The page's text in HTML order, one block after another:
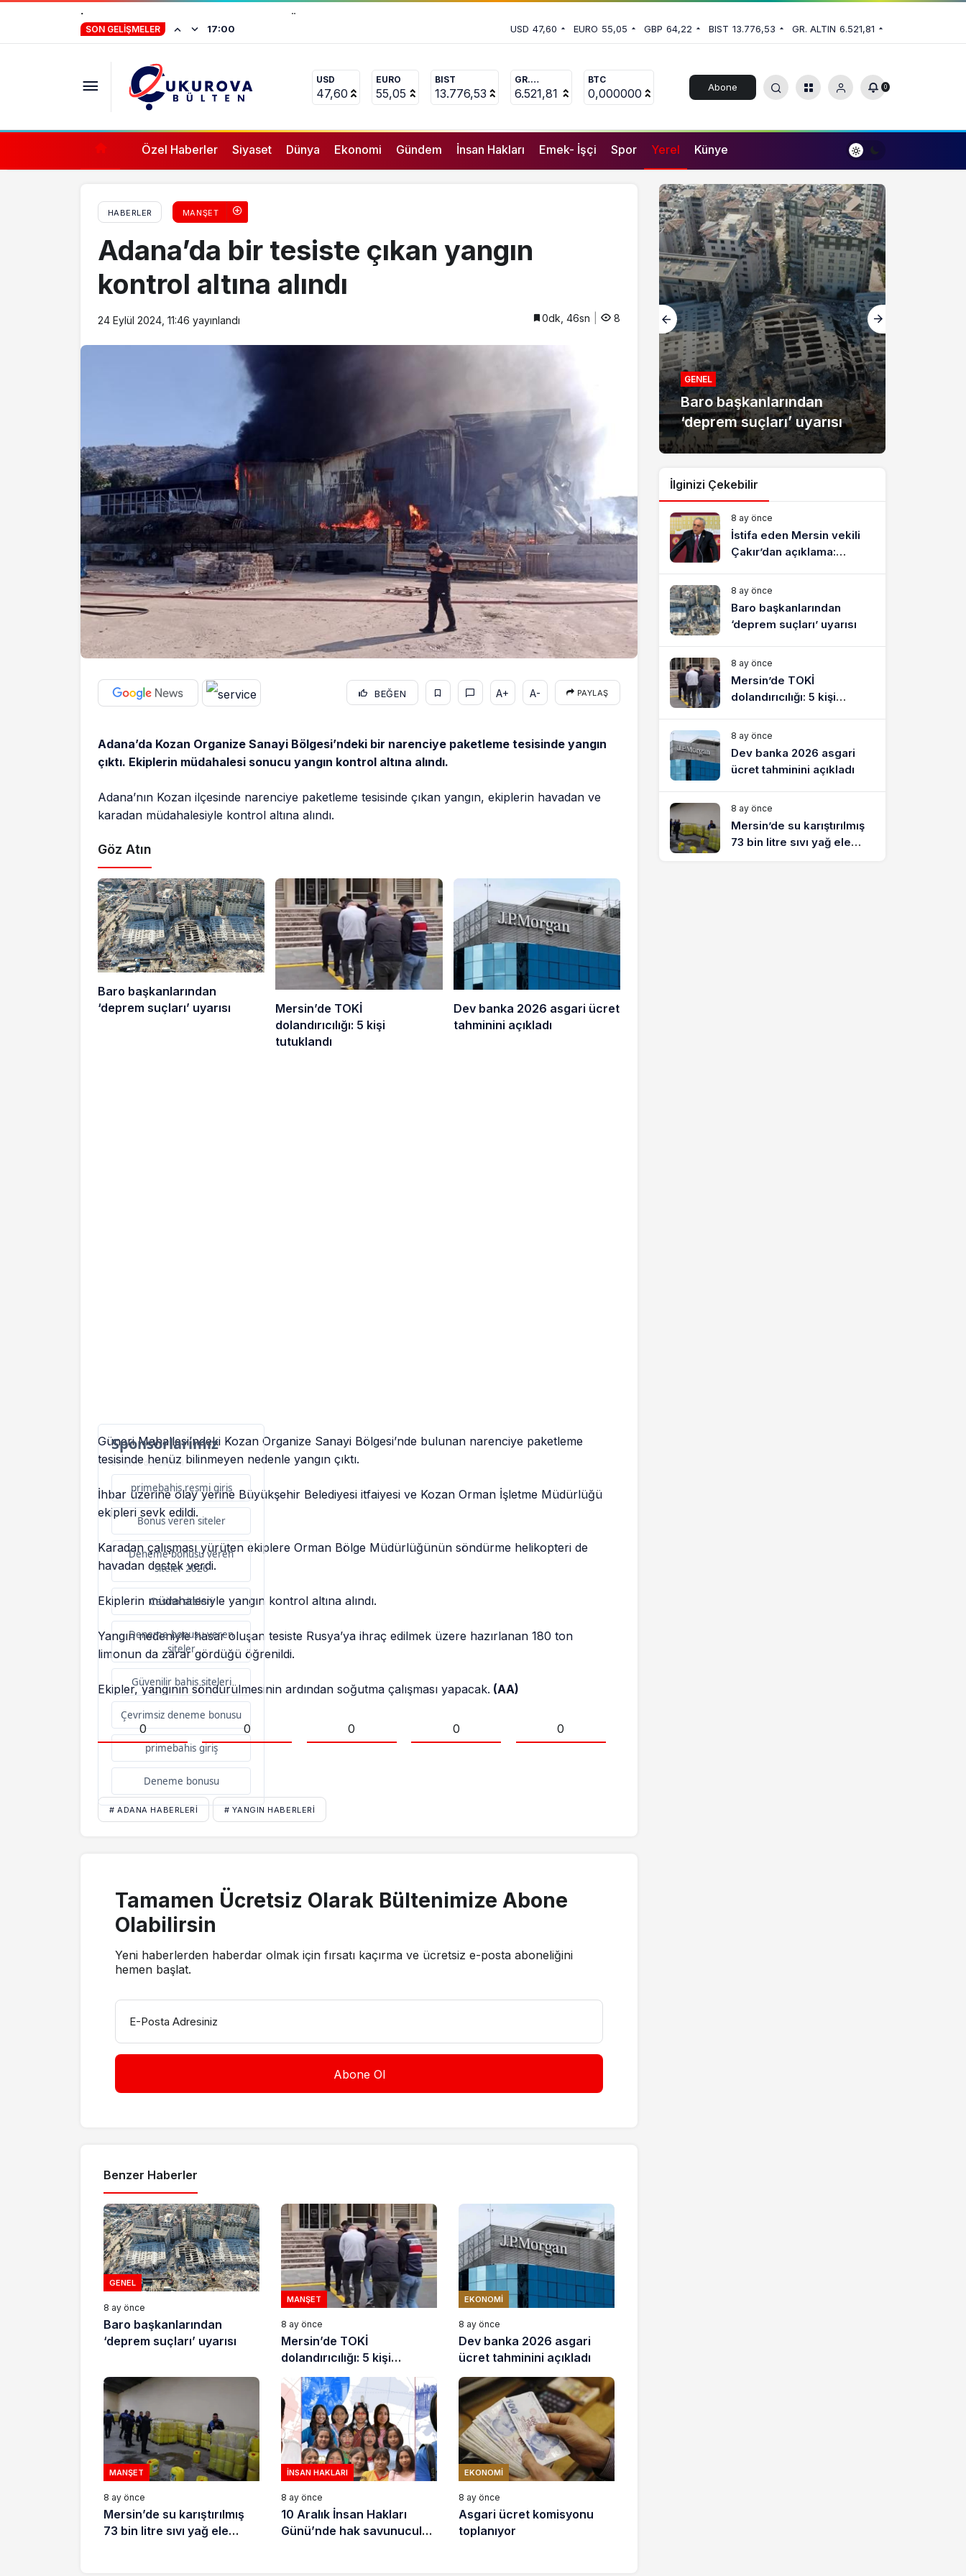
SON GELIŞMELER 17:00
ifade vermez”
USD 47,60 EURO 55,05 GBP 64,22 BIST 13.776,53 GR. ALTIN 6.521,81
USD
47,60
EURO
55,05
BIST
13.776,53
GR.
ALTIN
6.521,81
BTC
0,000000 Abone 0
Özel Haberler Siyaset Dünya Ekonomi Gündem İnsan Hakları Emek- İşçi Spor Yerel Künye
HABERLER MANŞET
Adana’da bir tesiste çıkan yangın
kontrol altına alındı
24 Eylül 2024, 11:46 yayınlandı 0dk, 46sn 8
BEĞEN A+ A- PAYLAŞ
Adana’da Kozan Organize Sanayi Bölgesi’ndeki bir narenciye paketleme tesisinde yangın
çıktı. Ekiplerin müdahalesi sonucu yangın kontrol altına alındı.
Adana’nın Kozan ilçesinde narenciye paketleme tesisinde çıkan yangın, ekiplerin havadan ve
karadan müdahalesiyle kontrol altına alındı.
Göz Atın
Baro başkanlarından
‘deprem suçları’ uyarısı
Sponsorlarımız
Bu içerik destekçileri
primebahis resmi giris
Bonus veren siteler
Deneme bonusu veren
siteler 2026
Casino siteleri
Deneme bonusu veren
siteler
Güvenilir bahis siteleri
Çevrimsiz deneme bonusu
primebahis giriş
Deneme bonusu
Mersin’de TOKİ
dolandırıcılığı: 5 kişi
tutuklandı
Dev banka 2026 asgari ücret
tahminini açıkladı
Güneri Mahallesi’ndeki Kozan Organize Sanayi Bölgesi’nde bulunan narenciye paketleme
tesisinde henüz bilinmeyen nedenle yangın çıktı.
İhbar üzerine olay yerine Büyükşehir Belediyesi itfaiyesi ve Kozan Orman İşletme Müdürlüğü
ekipleri sevk edildi.
Karadan çalışması yürüten ekiplere Orman Bölge Müdürlüğünün söndürme helikopteri de
havadan destek verdi.
Ekiplerin müdahalesiyle yangın kontrol altına alındı.
Yangın nedeniyle hasar oluşan tesiste Rusya’ya ihraç edilmek üzere hazırlanan 180 ton
limonun da zarar gördüğü öğrenildi.
Ekipler, yangının söndürülmesinin ardından soğutma çalışması yapacak. (AA)
0 0 0 0 0
# ADANA HABERLERI # YANGIN HABERLERI
Tamamen Ücretsiz Olarak Bültenimize Abone
Olabilirsin
Yeni haberlerden haberdar olmak için fırsatı kaçırma ve ücretsiz e-posta aboneliğini
hemen başlat.
E-Posta Adresiniz
Benzer Haberler
GENEL
8 ay önce
Baro başkanlarından
‘deprem suçları’ uyarısı
MANŞET
8 ay önce
Mersin’de TOKİ
dolandırıcılığı: 5 kişi
tutuklandı
EKONOMI
8 ay önce
Dev banka 2026 asgari
ücret tahminini açıkladı
MANŞET
8 ay önce
Mersin’de su karıştırılmış
73 bin litre sıvı yağ ele
İNSAN HAKLARI
8 ay önce
10 Aralık İnsan Hakları
Günü’nde hak savunucuları
EKONOMI
8 ay önce
Asgari ücret komisyonu
toplanıyor
İstifa eden Mersin vekili
ifade vermez”
GENEL
Baro başkanlarından
‘deprem suçları’ uyarısı
İlginizi Çekebilir
8 ay önce
İstifa eden Mersin vekili
Çakır’dan açıklama:
adamların önüne gelip
ifade vermez”
8 ay önce
Baro başkanlarından
‘deprem suçları’ uyarısı
8 ay önce
Mersin’de TOKİ
dolandırıcılığı: 5 kişi
8 ay önce
Dev banka 2026 asgari
ücret tahminini açıkladı
8 ay önce
Mersin’de su karıştırılmış
73 bin litre sıvı yağ ele
İMO Adana Şube Başkanı Hıdır Çak: “Önlem almamak, ölümlere davetiye çıkarmak demektir”